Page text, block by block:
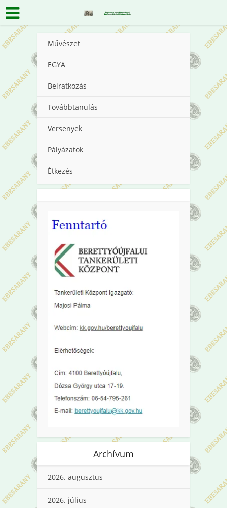
Művészet
EGYA
Beiratkozás
Továbbtanulás
Versenyek
Pályázatok
Étkezés
Archívum
2026. augusztus
2026. július